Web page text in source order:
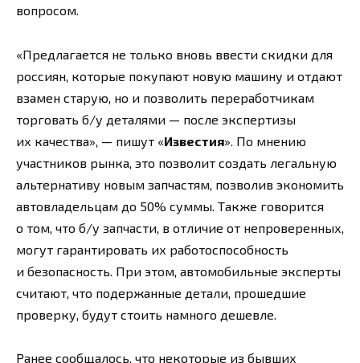
вопросом.
«Предлагается не только вновь ввести скидки для
россиян, которые покупают новую машину и отдают
взамен старую, но и позволить переработчикам
торговать б/у деталями — после экспертизы
их качества», — пишут «Известия». По мнению
участников рынка, это позволит создать легальную
альтернативу новым запчастям, позволив экономить
автовладельцам до 50% суммы. Также говорится
о том, что б/у запчасти, в отличие от непроверенных,
могут гарантировать их работоспособность
и безопасность. При этом, автомобильные эксперты
считают, что подержанные детали, прошедшие
проверку, будут стоить намного дешевле.
Ранее сообщалось, что некоторые из бывших